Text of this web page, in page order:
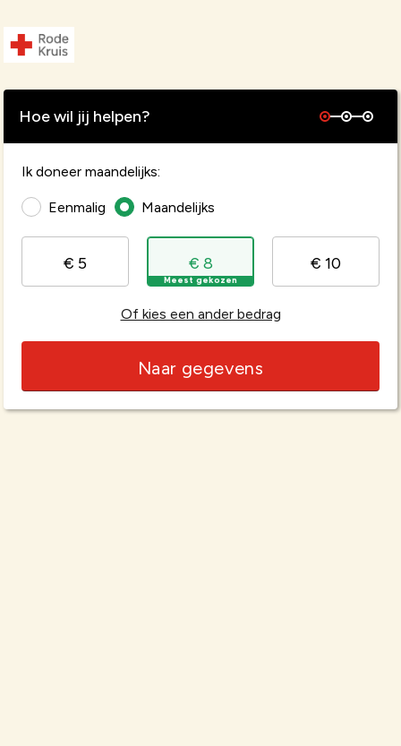
Hoe wil jij helpen?
Ik doneer maandelijks:
Eenmalig Maandelijks
€ 5 € 8
Meest gekozen
€ 10
Of kies een ander bedrag
Naar gegevens